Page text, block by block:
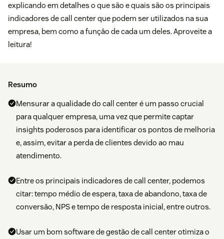
explicando em detalhes o que são e quais são os principais
indicadores de call center que podem ser utilizados na sua
empresa, bem como a função de cada um deles. Aproveite a
leitura!
Resumo
Mensurar a qualidade do call center é um passo crucial
para qualquer empresa, uma vez que permite captar
insights poderosos para identificar os pontos de melhoria
e, assim, evitar a perda de clientes devido ao mau
atendimento.
Entre os principais indicadores de call center, podemos
citar: tempo médio de espera, taxa de abandono, taxa de
conversão, NPS e tempo de resposta inicial, entre outros.
Usar um bom software de gestão de call center otimiza o